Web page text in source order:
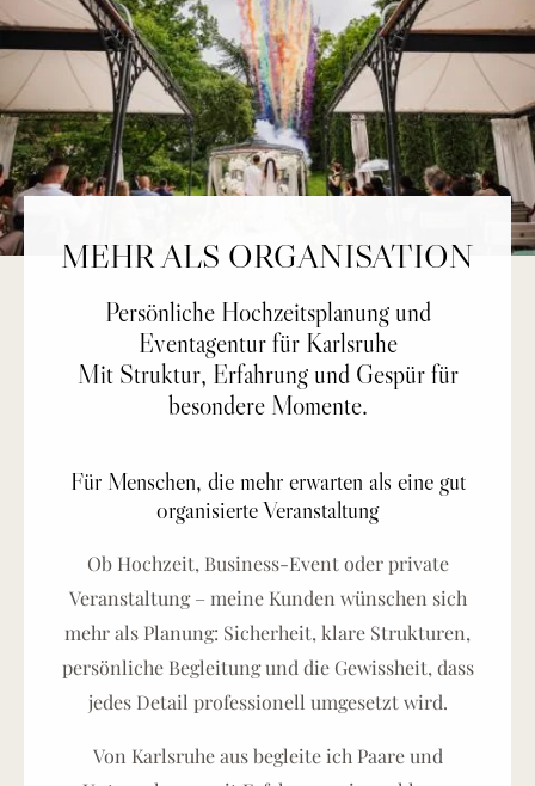
MEHR ALS ORGANISATION
Persönliche Hochzeitsplanung und
Eventagentur für Karlsruhe
Mit Struktur, Erfahrung und Gespür für
besondere Momente.
Für Menschen, die mehr erwarten als eine gut
organisierte Veranstaltung
Ob Hochzeit, Business-Event oder private
Veranstaltung – meine Kunden wünschen sich
mehr als Planung: Sicherheit, klare Strukturen,
persönliche Begleitung und die Gewissheit, dass
jedes Detail professionell umgesetzt wird.
Von Karlsruhe aus begleite ich Paare und